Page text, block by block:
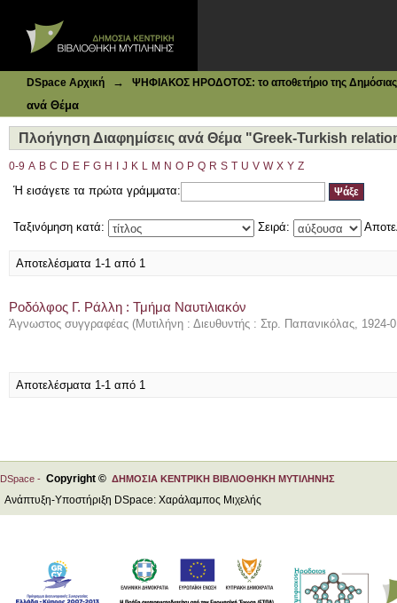
DSpace Αρχική → ΨΗΦΙΑΚΟΣ ΗΡΟΔΟΤΟΣ: το αποθετήριο της Δημόσιας
ανά Θέμα
Πλοήγηση Διαφημίσεις ανά Θέμα "Greek-Turkish
0-9 A B C D E F G H J K L M N O P Q R S T U V W X Y Z
Ή εισάγετε τα πρώτα γράμματα:
Ταξινόμηση κατά: Σειρά:
Αποτελέσματα 1-1 από 1
Ροδόλφος Γ. Ράλλη : Τμήμα Ναυτιλιακόν
Άγνωστος συγγραφέας (Μυτιλήνη : Διευθυντής : Στρ. Παπανικόλας, 1924-
Αποτελέσματα 1-1 από 1
DSpace - Copyright © ΔΗΜΟΣΙΑ ΚΕΝΤΡΙΚΗ ΒΙΒΛΙΟΘΗΚΗ ΜΥΤΙΛΗΝΗΣ
Ανάπτυξη-Υποστήριξη DSpace: Χαράλαμπος Μιχελής